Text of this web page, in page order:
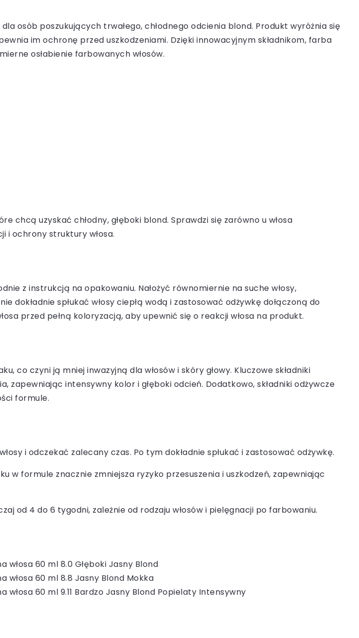
osób poszukujących trwałego, chłodnego odcienia blond. Produkt wyróżnia się
im ochronę przed uszkodzeniami. Dzięki innowacyjnym składnikom, farba
osłabienie farbowanych włosów.
chcą uzyskać chłodny, głęboki blond. Sprawdzi się zarówno u włosa
i ochrony struktury włosa.
z instrukcją na opakowaniu. Nałożyć równomiernie na suche włosy,
dokładnie spłukać włosy ciepłą wodą i zastosować odżywkę dołączoną do
przed pełną koloryzacją, aby upewnić się o reakcji włosa na produkt.
co czyni ją mniej inwazyjną dla włosów i skóry głowy. Kluczowe składniki
zapewniając intensywny kolor i głęboki odcień. Dodatkowo, składniki odżywcze
formule.
i odczekać zalecany czas. Po tym dokładnie spłukać i zastosować odżywkę.
w formule znacznie zmniejsza ryzyko przesuszenia i uszkodzeń, zapewniając
od 4 do 6 tygodni, zależnie od rodzaju włosów i pielęgnacji po farbowaniu.
60 ml 8.0 Głęboki Jasny Blond
włosa 60 ml 8.8 Jasny Blond Mokka
60 ml 9.11 Bardzo Jasny Blond Popielaty Intensywny